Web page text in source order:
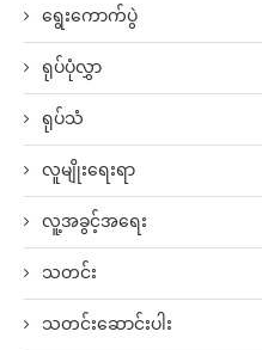
ရွေးကောက်ပွဲ
ရုပ်ပုံလွှာ
ရုပ်သံ
လူမျိုးရေးရာ
လူ့အခွင့်အရေး
သတင်း
သတင်းဆောင်းပါး